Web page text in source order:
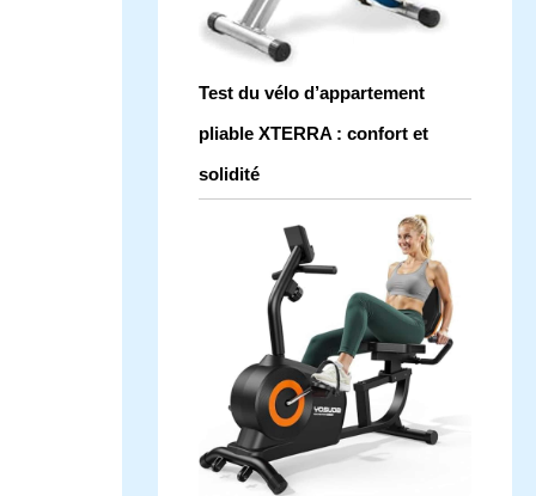
Test du vélo d’appartement
pliable XTERRA : confort et
solidité